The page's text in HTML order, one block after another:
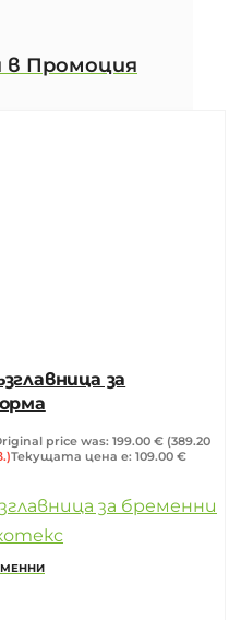
в Промоция
за
price was: 199.00 € (389.20
Текущата цена е: 109.00 €